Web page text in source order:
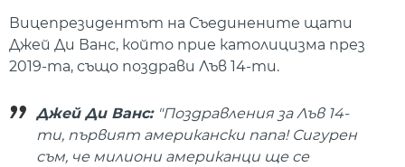
Вицепрезидентът на Съединените щати
Джей Ди Ванс, който прие католицизма през
2019-та, също поздрави Лъв 14-ти.
Джей Ди Ванс: "Поздравления за Лъв 14-
ти, първият американски папа! Сигурен
съм, че милиони американци ще се